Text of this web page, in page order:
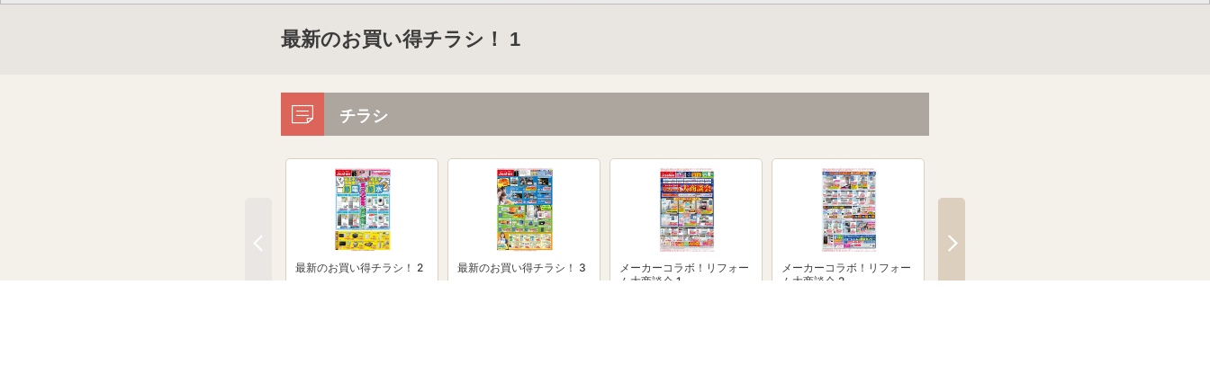
最新のお買い得チラシ！ 1
チラシ
最新のお買い得チラシ！ 2 最新のお買い得チラシ！ 3
メーカーコラボ！リフォー
ム大商談会 1
メーカーコラボ！リフォー
ム大商談会 2
クシェーバーNevo